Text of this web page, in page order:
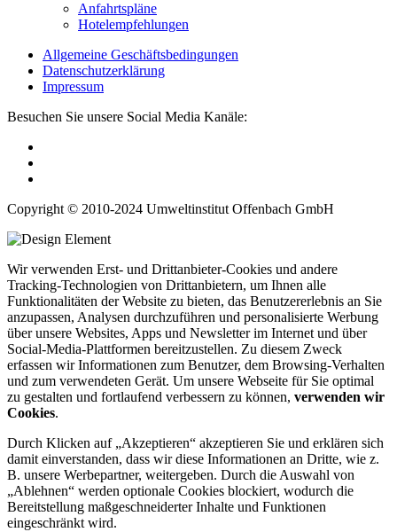
Anfahrtspläne
Hotelempfehlungen
Allgemeine Geschäftsbedingungen
Datenschutzerklärung
Impressum
Besuchen Sie unsere Social Media Kanäle:
Copyright © 2010-2024 Umweltinstitut Offenbach GmbH
Wir verwenden Erst- und Drittanbieter-Cookies und andere
Tracking-Technologien von Drittanbietern, um Ihnen alle
Funktionalitäten der Website zu bieten, das Benutzererlebnis an Sie
anzupassen, Analysen durchzuführen und personalisierte Werbung
über unsere Websites, Apps und Newsletter im Internet und über
Social-Media-Plattformen bereitzustellen. Zu diesem Zweck
erfassen wir Informationen zum Benutzer, dem Browsing-Verhalten
und zum verwendeten Gerät. Um unsere Webseite für Sie optimal
zu gestalten und fortlaufend verbessern zu können, verwenden wir
Cookies.
Durch Klicken auf „Akzeptieren“ akzeptieren Sie und erklären sich
damit einverstanden, dass wir diese Informationen an Dritte, wie z.
B. unsere Werbepartner, weitergeben. Durch die Auswahl von
„Ablehnen“ werden optionale Cookies blockiert, wodurch die
Bereitstellung maßgeschneiderter Inhalte und Funktionen
eingeschränkt wird.